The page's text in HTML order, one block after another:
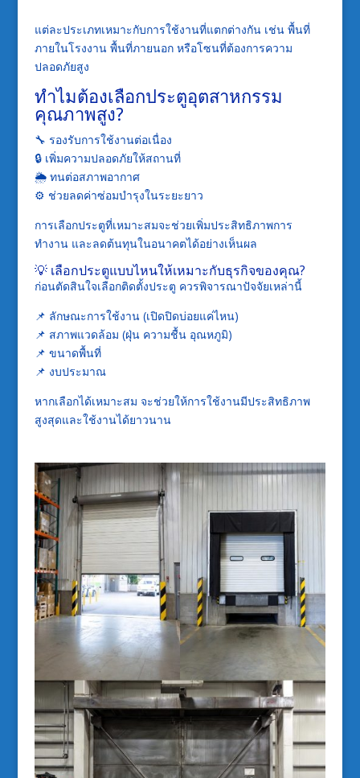
แต่ละประเภทเหมาะกับการใช้งานที่แตกต่างกัน เช่น พื้นที่
ภายในโรงงาน พื้นที่ภายนอก หรือโซนที่ต้องการความ
ปลอดภัยสูง
ทำไมต้องเลือกประตูอุตสาหกรรม
คุณภาพสูง?
🔧 รองรับการใช้งานต่อเนื่อง
🔒 เพิ่มความปลอดภัยให้สถานที่
🌦 ทนต่อสภาพอากาศ
⚙ ช่วยลดค่าซ่อมบำรุงในระยะยาว
การเลือกประตูที่เหมาะสมจะช่วยเพิ่มประสิทธิภาพการ
ทำงาน และลดต้นทุนในอนาคตได้อย่างเห็นผล
💡 เลือกประตูแบบไหนให้เหมาะกับธุรกิจของคุณ?
ก่อนตัดสินใจเลือกติดตั้งประตู ควรพิจารณาปัจจัยเหล่านี้
📌 ลักษณะการใช้งาน (เปิดปิดบ่อยแค่ไหน)
📌 สภาพแวดล้อม (ฝุ่น ความชื้น อุณหภูมิ)
📌 ขนาดพื้นที่
📌 งบประมาณ
หากเลือกได้เหมาะสม จะช่วยให้การใช้งานมีประสิทธิภาพ
สูงสุดและใช้งานได้ยาวนาน